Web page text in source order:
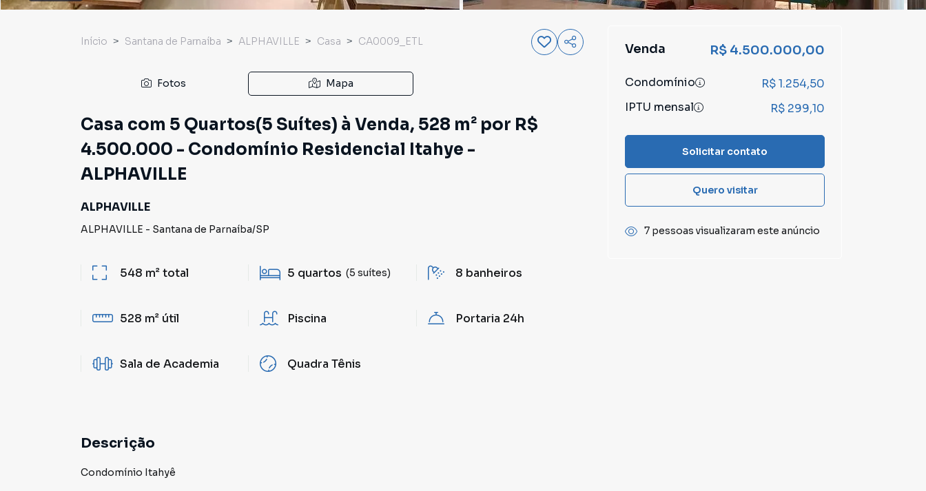
Início Santana de Parnaíba ALPHAVILLE Casa CA0009_ETL
Fotos Mapa
Casa com 5 Quartos(5 Suítes) à Venda, 528 m² por R$
4.500.000 - Condomínio Residencial Itahye -
ALPHAVILLE
ALPHAVILLE
ALPHAVILLE - Santana de Parnaíba/SP
548 m²total 5 quartos (5 suítes) 8 banheiros
528 m² útil Piscina Portaria 24h
Sala de Academia Quadra Tênis
Descrição
Condomínio Itahyê
Venda R$ 4.500.000,00
Condomínio
R$ 1.254,50
IPTU mensal
R$ 299,10
Solicitar contato
Quero visitar
7 pessoas visualizaram este anúncio